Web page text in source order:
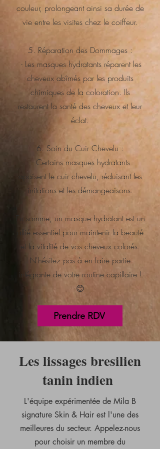
couleur, prolongeant ainsi sa durée de
vie entre les visites chez le coiffeur.
5. Réparation des Dommages :
- Les masques hydratants réparent les
cheveux abîmés par les produits
chimiques de la coloration. Ils
restaurent la santé des cheveux et leur
éclat.
6. Soin du Cuir Chevelu :
- Certains masques hydratants
apaisent le cuir chevelu, réduisant les
irritations et les démangeaisons.
En somme, un masque hydratant est un
allié essentiel pour maintenir la beauté
et la vitalité de vos cheveux colorés.
N'hésitez pas à en faire partie
intégrante de votre routine capillaire !
😊
Prendre RDV
Les lissages bresilien
tanin indien
L'équipe expérimentée de Mila B
signature Skin & Hair est l'une des
meilleures du secteur. Appelez-nous
pour choisir un membre du